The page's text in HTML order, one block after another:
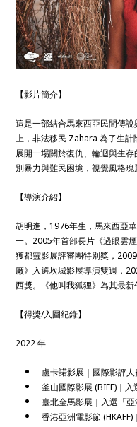
【影片簡介】
這是一部結合馬來西亞民間傳
上，非法移民 Zahara 為了生計
展開一場關於復仇、輪迴與生
別暴力與難民困境，視覺風格
【導演介紹】
胡明進，1976年生，馬來西亞
一。2005年首部長片《過眼雲
獲都靈影展評審團特別獎，
廠》入選坎城影展導演雙週，
西獎。《他叫我狐狸》為其最新
【得獎/入圍紀錄】
2022 年
盧卡諾影展｜國際影評
釜山國際影展 (BIFF)｜入
臺北金馬影展｜入選「
香港亞洲電影節 (HKAFF)